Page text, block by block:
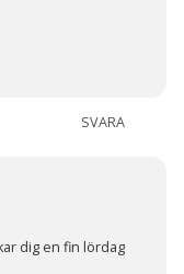
SVARA
dig en fin lördag